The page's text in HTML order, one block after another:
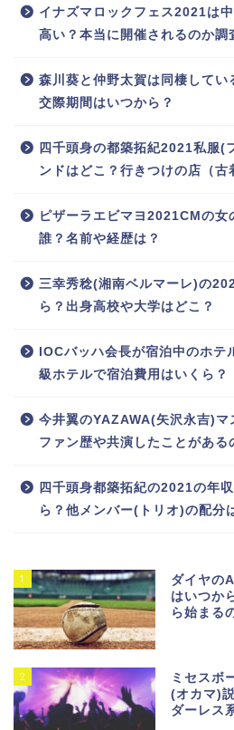
イナズマロックフェス2021は
高い？本当に開催されるのか調
森川葵と仲野太賀は同棲してい
交際期間はいつから？
四千頭身の都築拓紀2021私服(
ンドはどこ？行きつけの店（古
ピザーラエビマヨ2021CMの女
誰？名前や経歴は？
三幸秀稔(湘南ベルマーレ)の
ら？出身高校や大学はどこ？
IOCバッハ会長が宿泊中のホテ
級ホテルで宿泊費用はいくら？
今井翼のYAZAWA(矢沢永吉)マ
ファン歴や共演したことがある
四千頭身都築拓紀の2021の年
ら？他メンバー(トリオ)の配分
1
ダイヤの
はいつか
ら始まる
2
ミセスボ
(オカマ)
ダーレス